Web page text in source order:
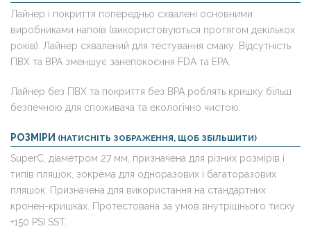
Лайнер і покриття попередньо схвалені основними
виробниками напоїв (використовуються протягом декількох
років). Лайнер схвалений для тестування смаку. Відсутність
ПВХ та BPA зменшує занепокоєння FDA та EPA.
Лайнер без ПВХ та покриття без BPA роблять кришку більш
безпечною для споживача та екологічно чистою.
РОЗМІРИ (НАТИСНІТЬ ЗОБРАЖЕННЯ, ЩОБ ЗБІЛЬШИТИ)
SuperC, діаметром 27 мм, призначена для різних розмірів і
типів пляшок, зокрема для одноразових і багаторазових
пляшок. Призначена для використання на стандартних
кронен-кришках. Протестована за умов внутрішнього тиску
+150 PSI SST.